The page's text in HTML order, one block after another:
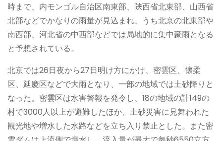
時まで、内モンゴル自治区南東部、陝西省北東部、山西省
北部などでかなりの雨量が見込まれ、うち北京の北東部や
南西部、河北省の中西部などでは局地的に集中豪雨となる
と予想されている。
北京では26日夜から27日明け方にかけ、密雲区、懐柔
区、延慶区などで大雨となり、一部の地域では土砂降りと
なった。密雲区は水害警報を発令し、18の地域の計149の
村で3000人以上が避難したほか、土砂災害に見舞われた
観光地や増水した水路などを立ち入り禁止とした。また密